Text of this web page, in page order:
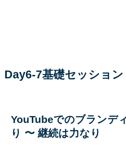
Day6-7基礎セッション
YouTubeでのブランデ
り 〜 継続は力なり